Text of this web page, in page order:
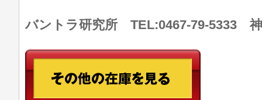
バントラ研究所 TEL:0467-79-5333 神